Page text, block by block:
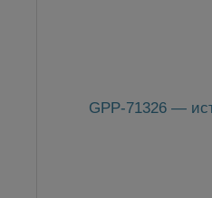
GPP-71326 —